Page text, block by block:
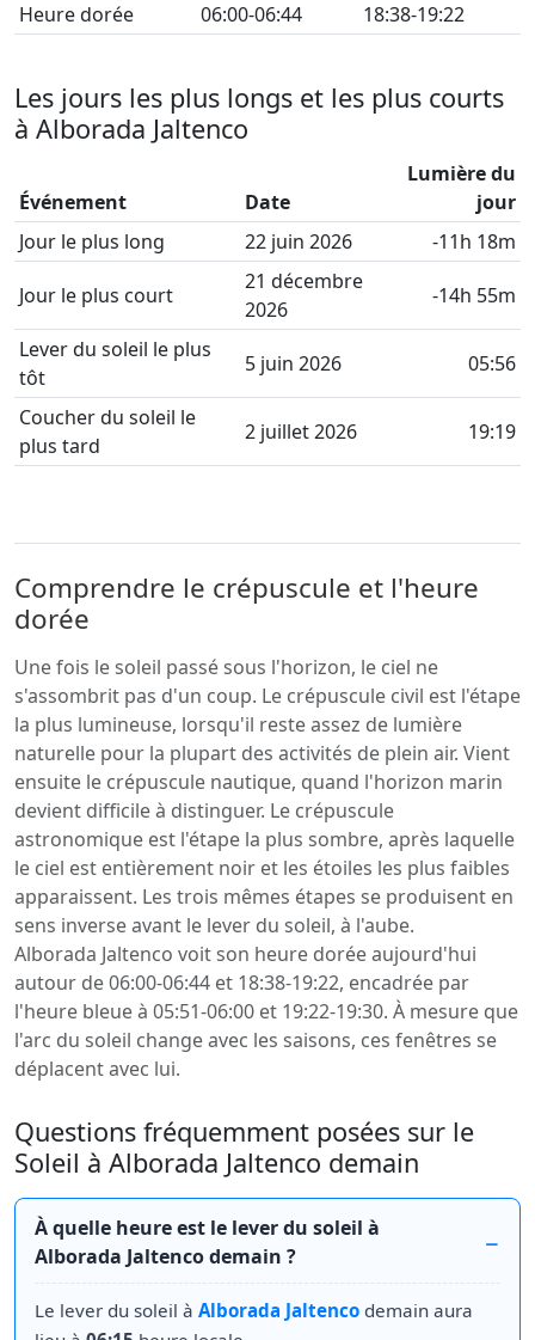
Heure dorée
06:00-06:44 18:38-19:22
Les jours les plus longs et les plus courts
à Alborada Jaltenco
Événement Date
Lumière du
jour
Jour le plus long
22 juin 2026 -11h 18m
Jour le plus court
21 décembre
2026
-14h 55m
Lever du soleil le plus
tôt
5 juin 2026 05:56
Coucher du soleil le
plus tard
2 juillet 2026 19:19
Comprendre le crépuscule et l'heure
dorée
Une fois le soleil passé sous l'horizon, le ciel ne
s'assombrit pas d'un coup. Le crépuscule civil est l'étape
la plus lumineuse, lorsqu'il reste assez de lumière
naturelle pour la plupart des activités de plein air. Vient
ensuite le crépuscule nautique, quand l'horizon marin
devient difficile à distinguer. Le crépuscule
astronomique est l'étape la plus sombre, après laquelle
le ciel est entièrement noir et les étoiles les plus faibles
apparaissent. Les trois mêmes étapes se produisent en
sens inverse avant le lever du soleil, à l'aube.
Alborada Jaltenco voit son heure dorée aujourd'hui
autour de 06:00-06:44 et 18:38-19:22, encadrée par
l'heure bleue à 05:51-06:00 et 19:22-19:30. À mesure que
l'arc du soleil change avec les saisons, ces fenêtres se
déplacent avec lui.
Questions fréquemment posées sur le
Soleil à Alborada Jaltenco demain
À quelle heure est le lever du soleil à
Alborada Jaltenco demain ?
Le lever du soleil à Alborada Jaltenco demain aura